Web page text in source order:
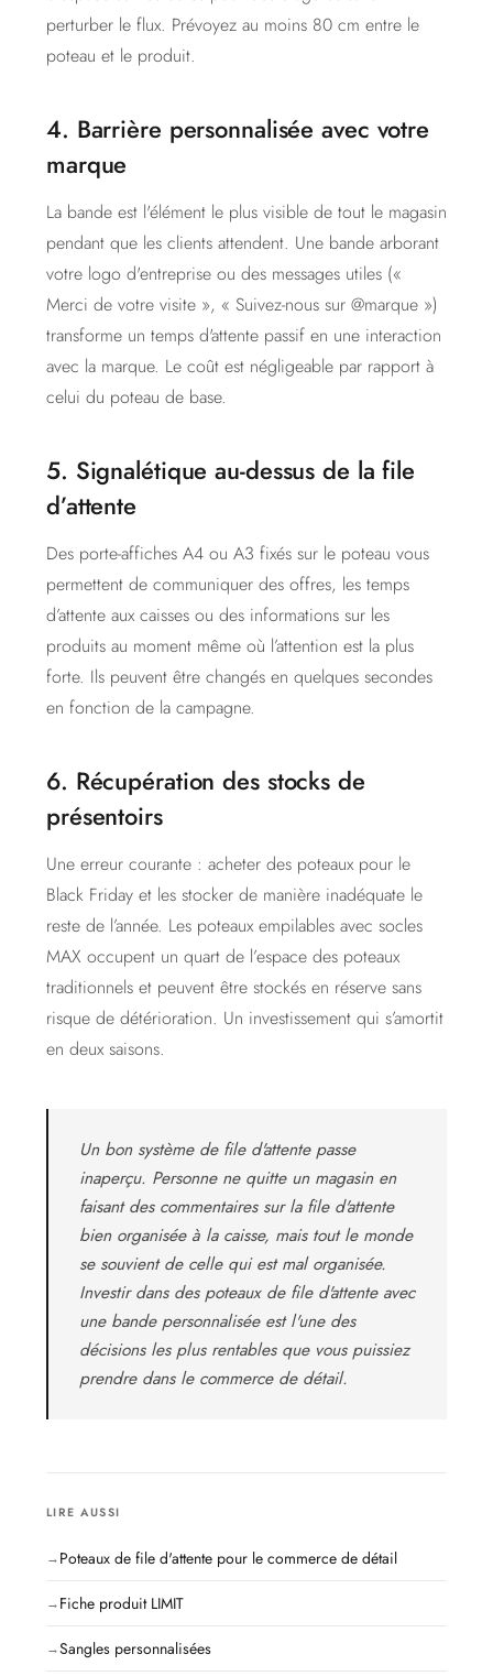
perturber le flux. Prévoyez au moins 80 cm entre le
poteau et le produit.
4. Barrière personnalisée avec votre
marque
La bande est l'élément le plus visible de tout le magasin
pendant que les clients attendent. Une bande arborant
votre logo d'entreprise ou des messages utiles («
Merci de votre visite », « Suivez-nous sur @marque »)
transforme un temps d'attente passif en une interaction
avec la marque. Le coût est négligeable par rapport à
celui du poteau de base.
5. Signalétique au-dessus de la file
d’attente
Des porte-affiches A4 ou A3 fixés sur le poteau vous
permettent de communiquer des offres, les temps
d’attente aux caisses ou des informations sur les
produits au moment même où l’attention est la plus
forte. Ils peuvent être changés en quelques secondes
en fonction de la campagne.
6. Récupération des stocks de
présentoirs
Une erreur courante : acheter des poteaux pour le
Black Friday et les stocker de manière inadéquate le
reste de l’année. Les poteaux empilables avec socles
MAX occupent un quart de l’espace des poteaux
traditionnels et peuvent être stockés en réserve sans
risque de détérioration. Un investissement qui s’amortit
en deux saisons.
Un bon système de file d'attente passe
inaperçu. Personne ne quitte un magasin en
faisant des commentaires sur la file d'attente
bien organisée à la caisse, mais tout le monde
se souvient de celle qui est mal organisée.
Investir dans des poteaux de file d'attente avec
une bande personnalisée est l'une des
décisions les plus rentables que vous puissiez
prendre dans le commerce de détail.
LIRE AUSSI
Poteaux de file d'attente pour le commerce de détail
Fiche produit LIMIT
Sangles personnalisées